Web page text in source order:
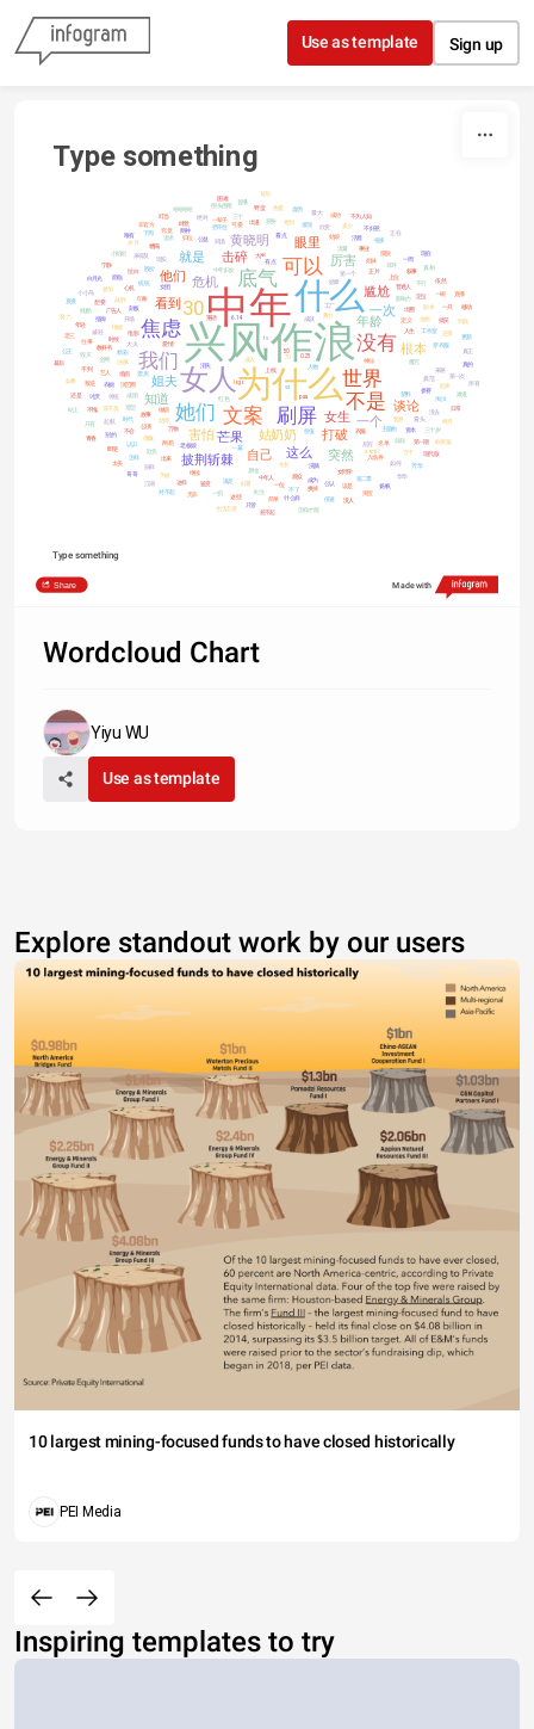
Skip to content
Use as template Sign up
Type something
兴风作浪
中年
为什么
什么
女人
刷屏
文案
世界
底气
没有
30
她们
我们
焦虑
可以
不是
年龄
女生
姑奶奶
姐夫
危机
芒果 打破
看到
知道
击碎
害怕
一次
一个
这么
自己
他们
厉害
尴尬
根本
就是
黄晓明
披荆斩棘
谈论
眼里
突然
上线
成人
人物
成就
消失
神仙
爱情
中年妇女
重磅 舞台
价值
勋章
有点
枷锁
衣服
红色
万物
幼师
票房
大火
女团
定义
人生
魔咒
电影
生长
塑料
工厂
老板娘
演艺圈
故事
成团
场面
油腻
精彩
开场
刻板
印象
正片
影响力
出圈
套路
主题曲
后宫
洗脑
网易
公演
造型
时候
情绪
统统
鸡汤
看点
姐妹
上位
原地
普通人
金曲
工作室
典范
参赛
名单
观众
流量
中年人
偶像
时代
传统
衣橱
艺人
教科书
全网
广告人
战胜
股价
现实
公益
姑娘
事业
耳环
定位
剧本
穿衣服
来路
资本
入场券
女同学
叔叔
心机
好看
满足
看头
成为
继续
出来
欺负
不会
等不及
挡不住
减轻
抵御
归位
出道 装扮
扯白
抢到 发现 欣赏
活着
摆脱
叙事
不行
搞笑
起来
淘汰
没去
公认
可爱
换掉
关注
鉴赏
还有
认识
起航
讨厌
叛逆
不到
毁灭
想要
参加
不了
来得及
面临
往事
糟蹋
追求
50
70
一幕
第一个
两种
一辈子
一位
三十
大声
多少
很多
第一次
一周
一碗
一只
三十岁
第一期
万千
第二季
如何
什么样
该是
这些
一切
这样
为啥
怎样
别样
别的
简单
年轻
残酷
野蛮 热爱 虚伪 最大
不好惹
成功
不愧
真相
依然
到底
更新
真正
真的
究竟
肆意
难道
日常
终究
倍速
绝对
只管
无非
即使
只有
还是
如果
公正
小小鸟
白月光
老三
宁静
小姐姐
0.25
social
vs
tv
6.14
logo
pua
彻头彻尾
不为人知
岁月
下周 正在
现在
直播
移动
首播
现代版
欧美版
芳华
华华
扬帆
淘宝
没人
怎样才能
惹不起
生活态度
对不起
江湖
哥哥
太美
青春
站上
幕后
努力
直接
所有
唯有
非官方
叮当
哈哈哈哈
困难
背后
Type something
Share Made with
Wordcloud Chart
Yiyu WU
Use as template
Explore standout work by our users
10 largest mining-focused funds to have closed historically
PEI Media
Inspiring templates to try